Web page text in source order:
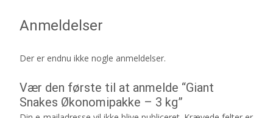
Anmeldelser
Der er endnu ikke nogle anmeldelser.
Vær den første til at anmelde “Giant
Snakes Økonomipakke – 3 kg”